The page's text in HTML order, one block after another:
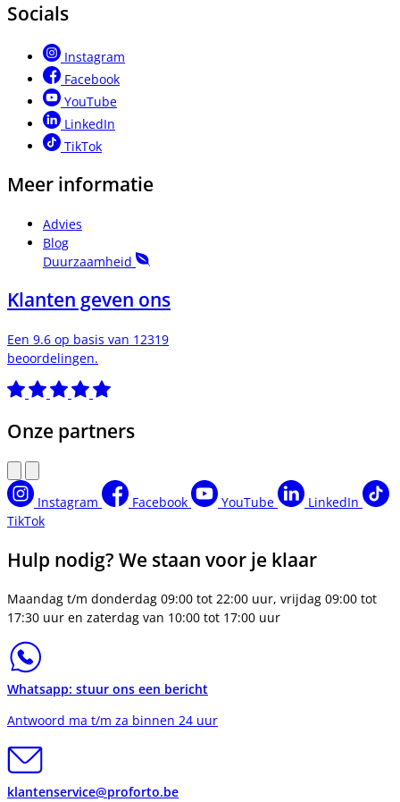
Socials
Instagram
Facebook
YouTube
LinkedIn
TikTok
Meer informatie
Advies
Blog
Duurzaamheid
Klanten geven ons
Een 9.6 op basis van 12319
beoordelingen.
Onze partners
Instagram Facebook YouTube
LinkedIn
TikTok
Hulp nodig? We staan voor je klaar
Maandag t/m donderdag 09:00 tot 22:00 uur, vrijdag 09:00 tot
17:30 uur en zaterdag van 10:00 tot 17:00 uur
Whatsapp: stuur ons een bericht
Antwoord ma t/m za binnen 24 uur
klantenservice@proforto.be